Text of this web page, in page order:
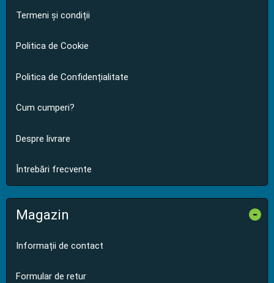
Termeni și condiții
Politica de Cookie
Politica de Confidențialitate
Cum cumperi?
Despre livrare
Întrebări frecvente
Magazin -
Informații de contact
Formular de retur